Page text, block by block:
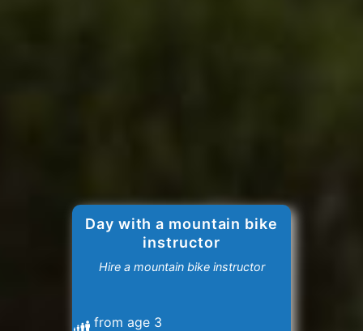
Day with a mountain bike
instructor
Hire a mountain bike instructor
from age 3